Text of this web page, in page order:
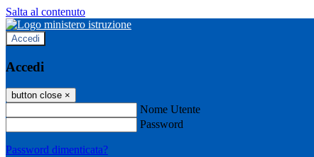
Salta al contenuto
Accedi
Accedi
button close ×
Nome Utente
Password
Password dimenticata?